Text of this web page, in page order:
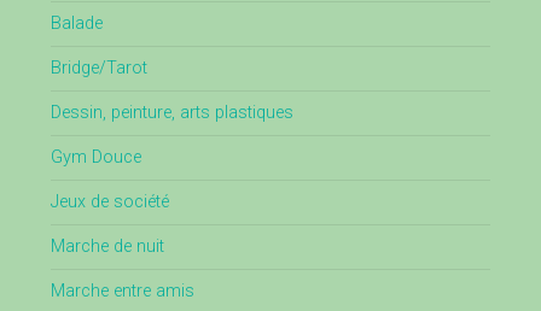
Balade
Bridge/Tarot
Dessin, peinture, arts plastiques
Gym Douce
Jeux de société
Marche de nuit
Marche entre amis